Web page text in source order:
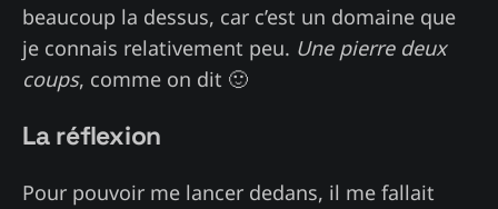
beaucoup la dessus, car c’est un domaine que
je connais relativement peu. Une pierre deux
coups, comme on dit 🙂
La réflexion
Pour pouvoir me lancer dedans, il me fallait